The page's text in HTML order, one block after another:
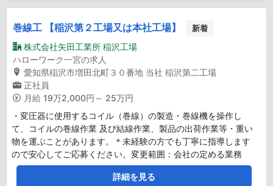
巻線工 【稲沢第２工場又は本社工場】 新着
株式会社矢田工業所 稲沢工場
ハローワーク一宮の求人
愛知県稲沢市増田北町３０番地 当社 稲沢第二工場
正社員
月給 19万2,000円～ 25万円
・変圧器に使用するコイル（巻線）の製造・巻線機を操作し
て、コイルの巻線作業 及び結線作業、製品の出荷作業等・重い
物を運ぶことがあります。＊未経験の方でも丁寧に指導します
ので安心してご応募ください。変更範囲：会社の定める業務
詳細を見る